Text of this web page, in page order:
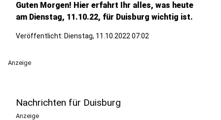
Guten Morgen! Hier erfahrt Ihr alles, was heute
am Dienstag, 11.10.22, für Duisburg wichtig ist.
Veröffentlicht: Dienstag, 11.10.2022 07:02
Anzeige
Nachrichten für Duisburg
Anzeige